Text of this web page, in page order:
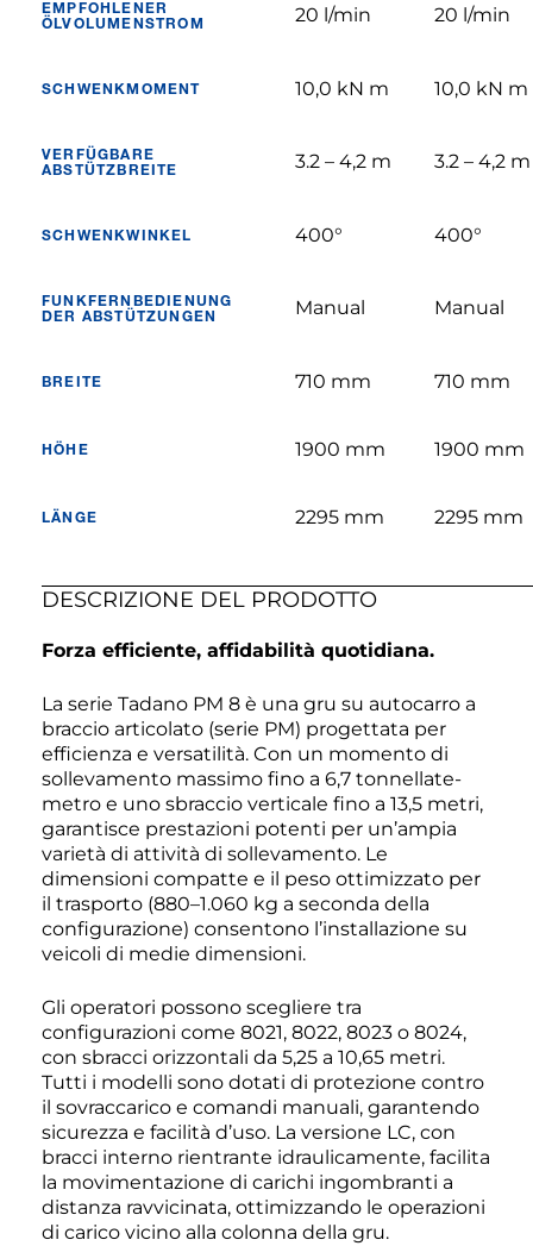
EMPFOHLENER
ÖLVOLUMENSTROM
20 l/min 20 l/min
SCHWENKMOMENT 10,0 kN m 10,0 kN m
VERFÜGBARE
ABSTÜTZBREITE
3.2 – 4,2 m 3.2 – 4,2 m
SCHWENKWINKEL 400° 400°
FUNKFERNBEDIENUNG
DER ABSTÜTZUNGEN
Manual Manual
BREITE 710 mm 710 mm
HÖHE 1900 mm 1900 mm
LÄNGE 2295 mm 2295 mm
DESCRIZIONE DEL PRODOTTO
Forza efficiente, affidabilità quotidiana.
La serie Tadano PM 8 è una gru su autocarro a
braccio articolato (serie PM) progettata per
efficienza e versatilità. Con un momento di
sollevamento massimo fino a 6,7 tonnellate-
metro e uno sbraccio verticale fino a 13,5 metri,
garantisce prestazioni potenti per un’ampia
varietà di attività di sollevamento. Le
dimensioni compatte e il peso ottimizzato per
il trasporto (880–1.060 kg a seconda della
configurazione) consentono l’installazione su
veicoli di medie dimensioni.
Gli operatori possono scegliere tra
configurazioni come 8021, 8022, 8023 o 8024,
con sbracci orizzontali da 5,25 a 10,65 metri.
Tutti i modelli sono dotati di protezione contro
il sovraccarico e comandi manuali, garantendo
sicurezza e facilità d’uso. La versione LC, con
bracci interno rientrante idraulicamente, facilita
la movimentazione di carichi ingombranti a
distanza ravvicinata, ottimizzando le operazioni
di carico vicino alla colonna della gru.